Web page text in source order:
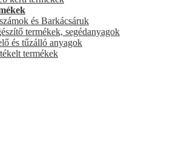
és Barkácsáruk
termékek, segédanyagok
és tűzálló anyagok
termékek